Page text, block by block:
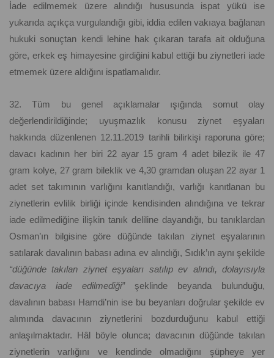
İade edilmemek üzere alındığı hususunda ispat yükü ise
yukarıda açıkça vurgulandığı gibi, iddia edilen vakıaya bağlanan
hukuki sonuçtan kendi lehine hak çıkaran tarafa ait olduğuna
göre, erkek eş himayesine girdiğini kabul ettiği bu ziynetleri iade
etmemek üzere aldığını ispatlamalıdır.
32. Tüm bu genel açıklamalar ışığında somut olay
değerlendirildiğinde; uyuşmazlık konusu ziynet eşyaları
hakkında düzenlenen 12.11.2019 tarihli bilirkişi raporuna göre;
davacı kadının her biri 22 ayar 15 gram 4 adet bilezik ile 47
gram kolye, 27 gram bileklik ve 4,30 gramdan oluşan 22 ayar 1
adet set takımının varlığını kanıtlandığı, varlığı kanıtlanan bu
ziynetlerin evlilik birliği içinde kendisinden alındığına ve tekrar
iade edilmediğine ilişkin tanık deliline dayandığı, bu tanıklardan
Osman’ın bilgisine göre düğünde takılan ziynet eşyalarının
satılarak davalının babası adına ev alındığı, Sıdık’ın aynı şekilde
“düğünde takılan ziynet eşyaları satılıp ev alındı, dolayısıyla
davacıya iade edilmediği”şeklinde beyanda bulunduğu,
davalının babası Hamdi’nin ise bu beyanları doğrular şekilde ev
alımında davacının ziynetlerini bozdurduğunu kabul ettiği
anlaşılmaktadır. Hâl böyle olunca; davacının düğünde takılan
ziynetlerin varlığını ve kendinde olmadığını şüpheye yer